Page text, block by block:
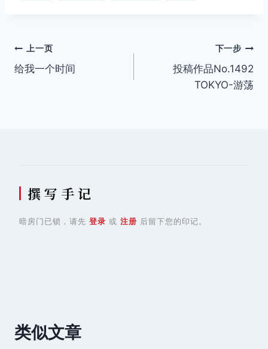
文
章
上一页
给我一个时间
下一步
投稿作品No.1492
TOKYO-游荡
撰 写 手 记
暗房门已锁，请先 登录 或 注册 后留下您的印记。
类似文章